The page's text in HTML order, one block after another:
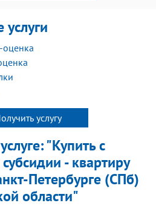
оценка
услугу
"Купить с
- квартиру
Петербурге (СПб)
области"